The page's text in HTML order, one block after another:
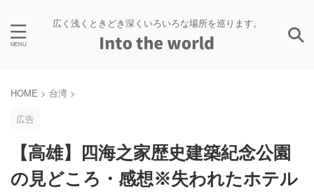
広く浅くときどき深くいろいろな場所を巡ります。
HOME > 台湾 >
広告
【高雄】四海之家歴史建築紀念公園
の見どころ・感想※失われたホテル